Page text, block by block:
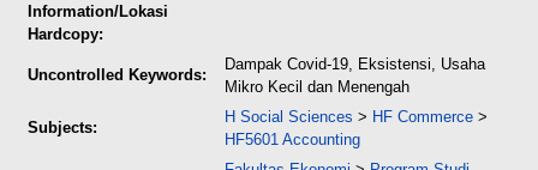
Information/Lokasi
Hardcopy:
Uncontrolled Keywords:
Dampak Covid-19, Eksistensi, Usaha
Mikro Kecil dan Menengah
Subjects:
H Social Sciences > HF Commerce >
HF5601 Accounting